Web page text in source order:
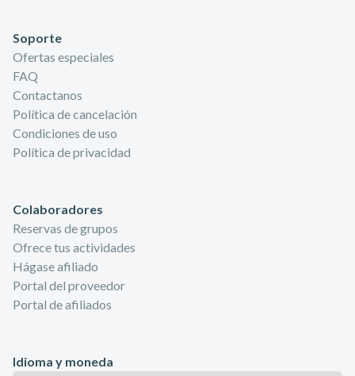
Soporte
Ofertas especiales
FAQ
Contactanos
Política de cancelación
Condiciones de uso
Política de privacidad
Colaboradores
Reservas de grupos
Ofrece tus actividades
Hágase afiliado
Portal del proveedor
Portal de afiliados
Idioma y moneda